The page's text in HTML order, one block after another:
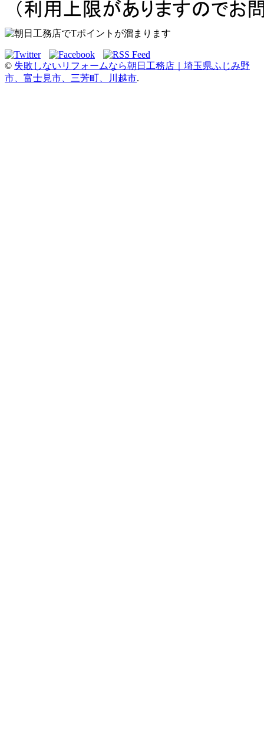
© 失敗しないリフォームなら朝日工務店｜埼玉県ふじみ野
市、富士見市、三芳町、川越市.